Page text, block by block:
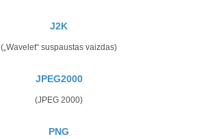
J2K
(„Wavelet“ suspaustas vaizdas)
JPEG2000
(JPEG 2000)
PNG